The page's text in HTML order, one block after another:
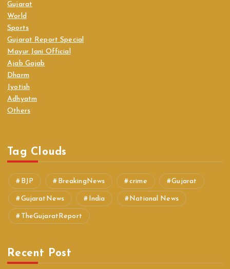
Gujarat
World
Sports
Gujarat Report Special
Mayur Jani Official
Ajab Gajab
Dharm
Jyotish
Adhyatm
Others
Tag Clouds
BJP BreakingNews crime Gujarat
GujaratNews India National News
TheGujaratReport
Recent Post